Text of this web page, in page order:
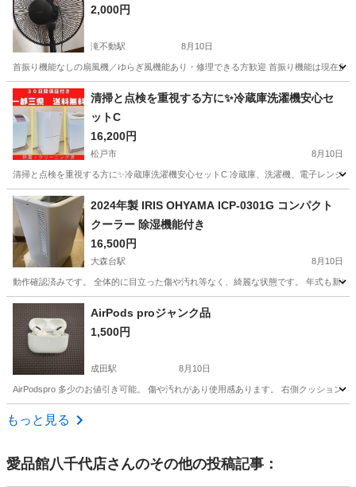
2,000円
滝不動駅 8月10日
首振り機能なしの扇風機／ゆらぎ風機能あり・修理できる方歓迎 首振り機能は現在
千葉 船橋市 滝不動駅 季節、空調家電 近場
清掃と点検を重視する方に✨冷蔵庫洗濯機安心セ
ットC
16,200円
松戸市 8月10日
清掃と点検を重視する方に✨冷蔵庫洗濯機安心セットC 冷蔵庫、洗濯機、電子レンジ
千葉 松戸市 キッチン家電
2024年製 IRIS OHYAMA ICP-0301G コンパクト
クーラー 除湿機能付き
16,500円
大森台駅 8月10日
動作確認済みです。 全体的に目立った傷や汚れ等なく、綺麗な状態です。 年式も新
千葉 千葉市 季節、空調家電
AirPods proジャンク品
1,500円
成田駅 8月10日
AirPodspro 多少のお値引き可能。 傷や汚れがあり使用感あります。 右側クッション
千葉 成田市
もっと見る
愛品館八千代店さんのその他の投稿記事：